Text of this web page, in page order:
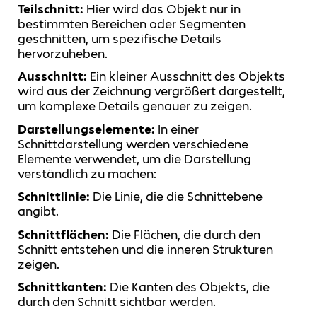
Teilschnitt: Hier wird das Objekt nur in
bestimmten Bereichen oder Segmenten
geschnitten, um spezifische Details
hervorzuheben.
Ausschnitt: Ein kleiner Ausschnitt des Objekts
wird aus der Zeichnung vergrößert dargestellt,
um komplexe Details genauer zu zeigen.
Darstellungselemente: In einer
Schnittdarstellung werden verschiedene
Elemente verwendet, um die Darstellung
verständlich zu machen:
Schnittlinie: Die Linie, die die Schnittebene
angibt.
Schnittflächen: Die Flächen, die durch den
Schnitt entstehen und die inneren Strukturen
zeigen.
Schnittkanten: Die Kanten des Objekts, die
durch den Schnitt sichtbar werden.